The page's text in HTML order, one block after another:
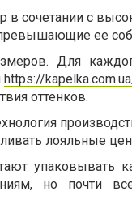
сочетании с
ее
Для
https://
оттенков.
лояльные
упаковывать
но почти